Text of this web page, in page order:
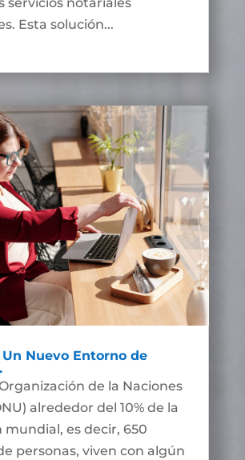
Esta solución...
Nuevo Entorno de
de la Naciones
alrededor del 10% de la
mundial, es decir, 650
personas, viven con algún